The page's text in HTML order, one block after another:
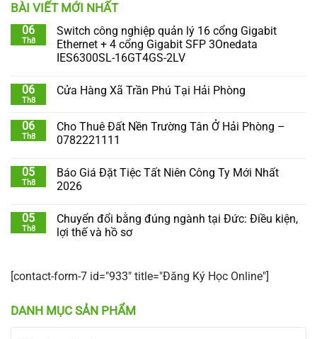
BÀI VIẾT MỚI NHẤT
06
Th8
Switch công nghiệp quản lý 16 cổng Gigabit
Ethernet + 4 cổng Gigabit SFP 3Onedata
IES6300SL-16GT4GS-2LV
06
Th8
Cửa Hàng Xã Trần Phú Tại Hải Phòng
06
Th8
Cho Thuê Đất Nền Trường Tân Ở Hải Phòng –
0782221111
05
Th8
Báo Giá Đặt Tiệc Tất Niên Công Ty Mới Nhất
2026
05
Th8
Chuyển đổi bằng đúng ngành tại Đức: Điều kiện,
lợi thế và hồ sơ
[contact-form-7 id="933" title="Đăng Ký Học Online"]
DANH MỤC SẢN PHẨM